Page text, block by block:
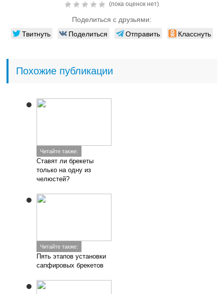
(пока оценок нет)
Поделиться с друзьями:
Твитнуть Поделиться Отправить Класснуть
Похожие публикации
Читайте также:
Ставят ли брекеты
только на одну из
челюстей?
Читайте также:
Пять этапов установки
сапфировых брекетов